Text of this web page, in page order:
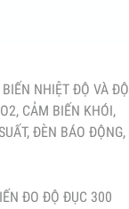
NHIỆT ĐỘ VÀ ĐỘ
CẢM BIẾN KHÓI,
ĐÈN BÁO ĐỘNG,
ĐO ĐỘ ĐỤC 300